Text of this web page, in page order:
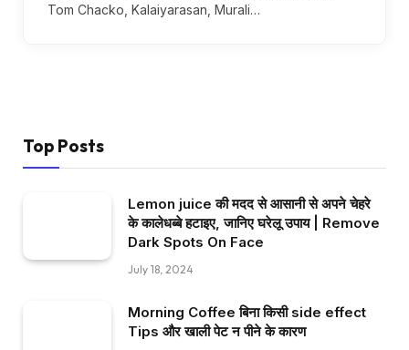
Tom Chacko, Kalaiyarasan, Murali…
Top Posts
Lemon juice की मदद से आसानी से अपने चेहरे
के कालेधब्बे हटाइए, जानिए घरेलू उपाय | Remove
Dark Spots On Face
July 18, 2024
Morning Coffee बिना किसी side effect
Tips और खाली पेट न पीने के कारण